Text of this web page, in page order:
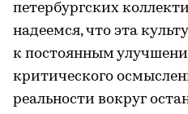
петербургских
надеемся, что эта
к постоянным
критического
реальности вокруг